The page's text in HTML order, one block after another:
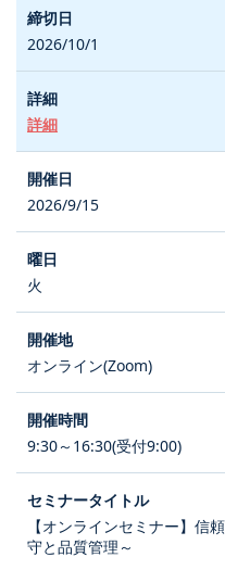
2026/10/1
詳細
2026/9/15
火
オンライン(Zoom)
9:30～16:30(受付9:00)
【オンラインセミナー】信
守と品質管理～